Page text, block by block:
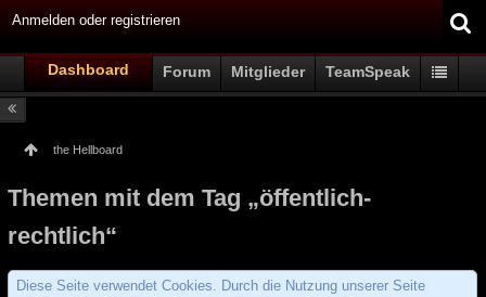
Anmelden oder registrieren
Dashboard Forum Mitglieder TeamSpeak
the Hellboard
Themen mit dem Tag „öffentlich-
rechtlich“
Diese Seite verwendet Cookies. Durch die Nutzung unserer Seite